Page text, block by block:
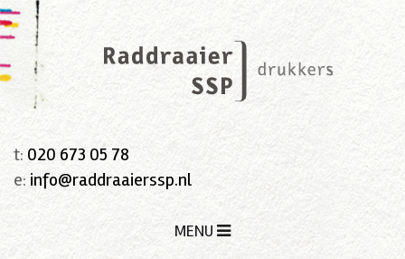
t: 020 673 05 78
e: info@raddraaierssp.nl
MENU